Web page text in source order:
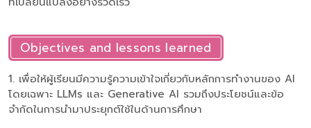
Objectives and lessons learned
1. เพื่อให้ผู้เรียนมีความรู้ความเข้าใจเกี่ยวกับหลักการทำงานของ AI
โดยเฉพาะ LLMs และ Generative AI รวมถึงประโยชน์และข้อ
จำกัดในการนำมาประยุกต์ใช้ในด้านการศึกษา